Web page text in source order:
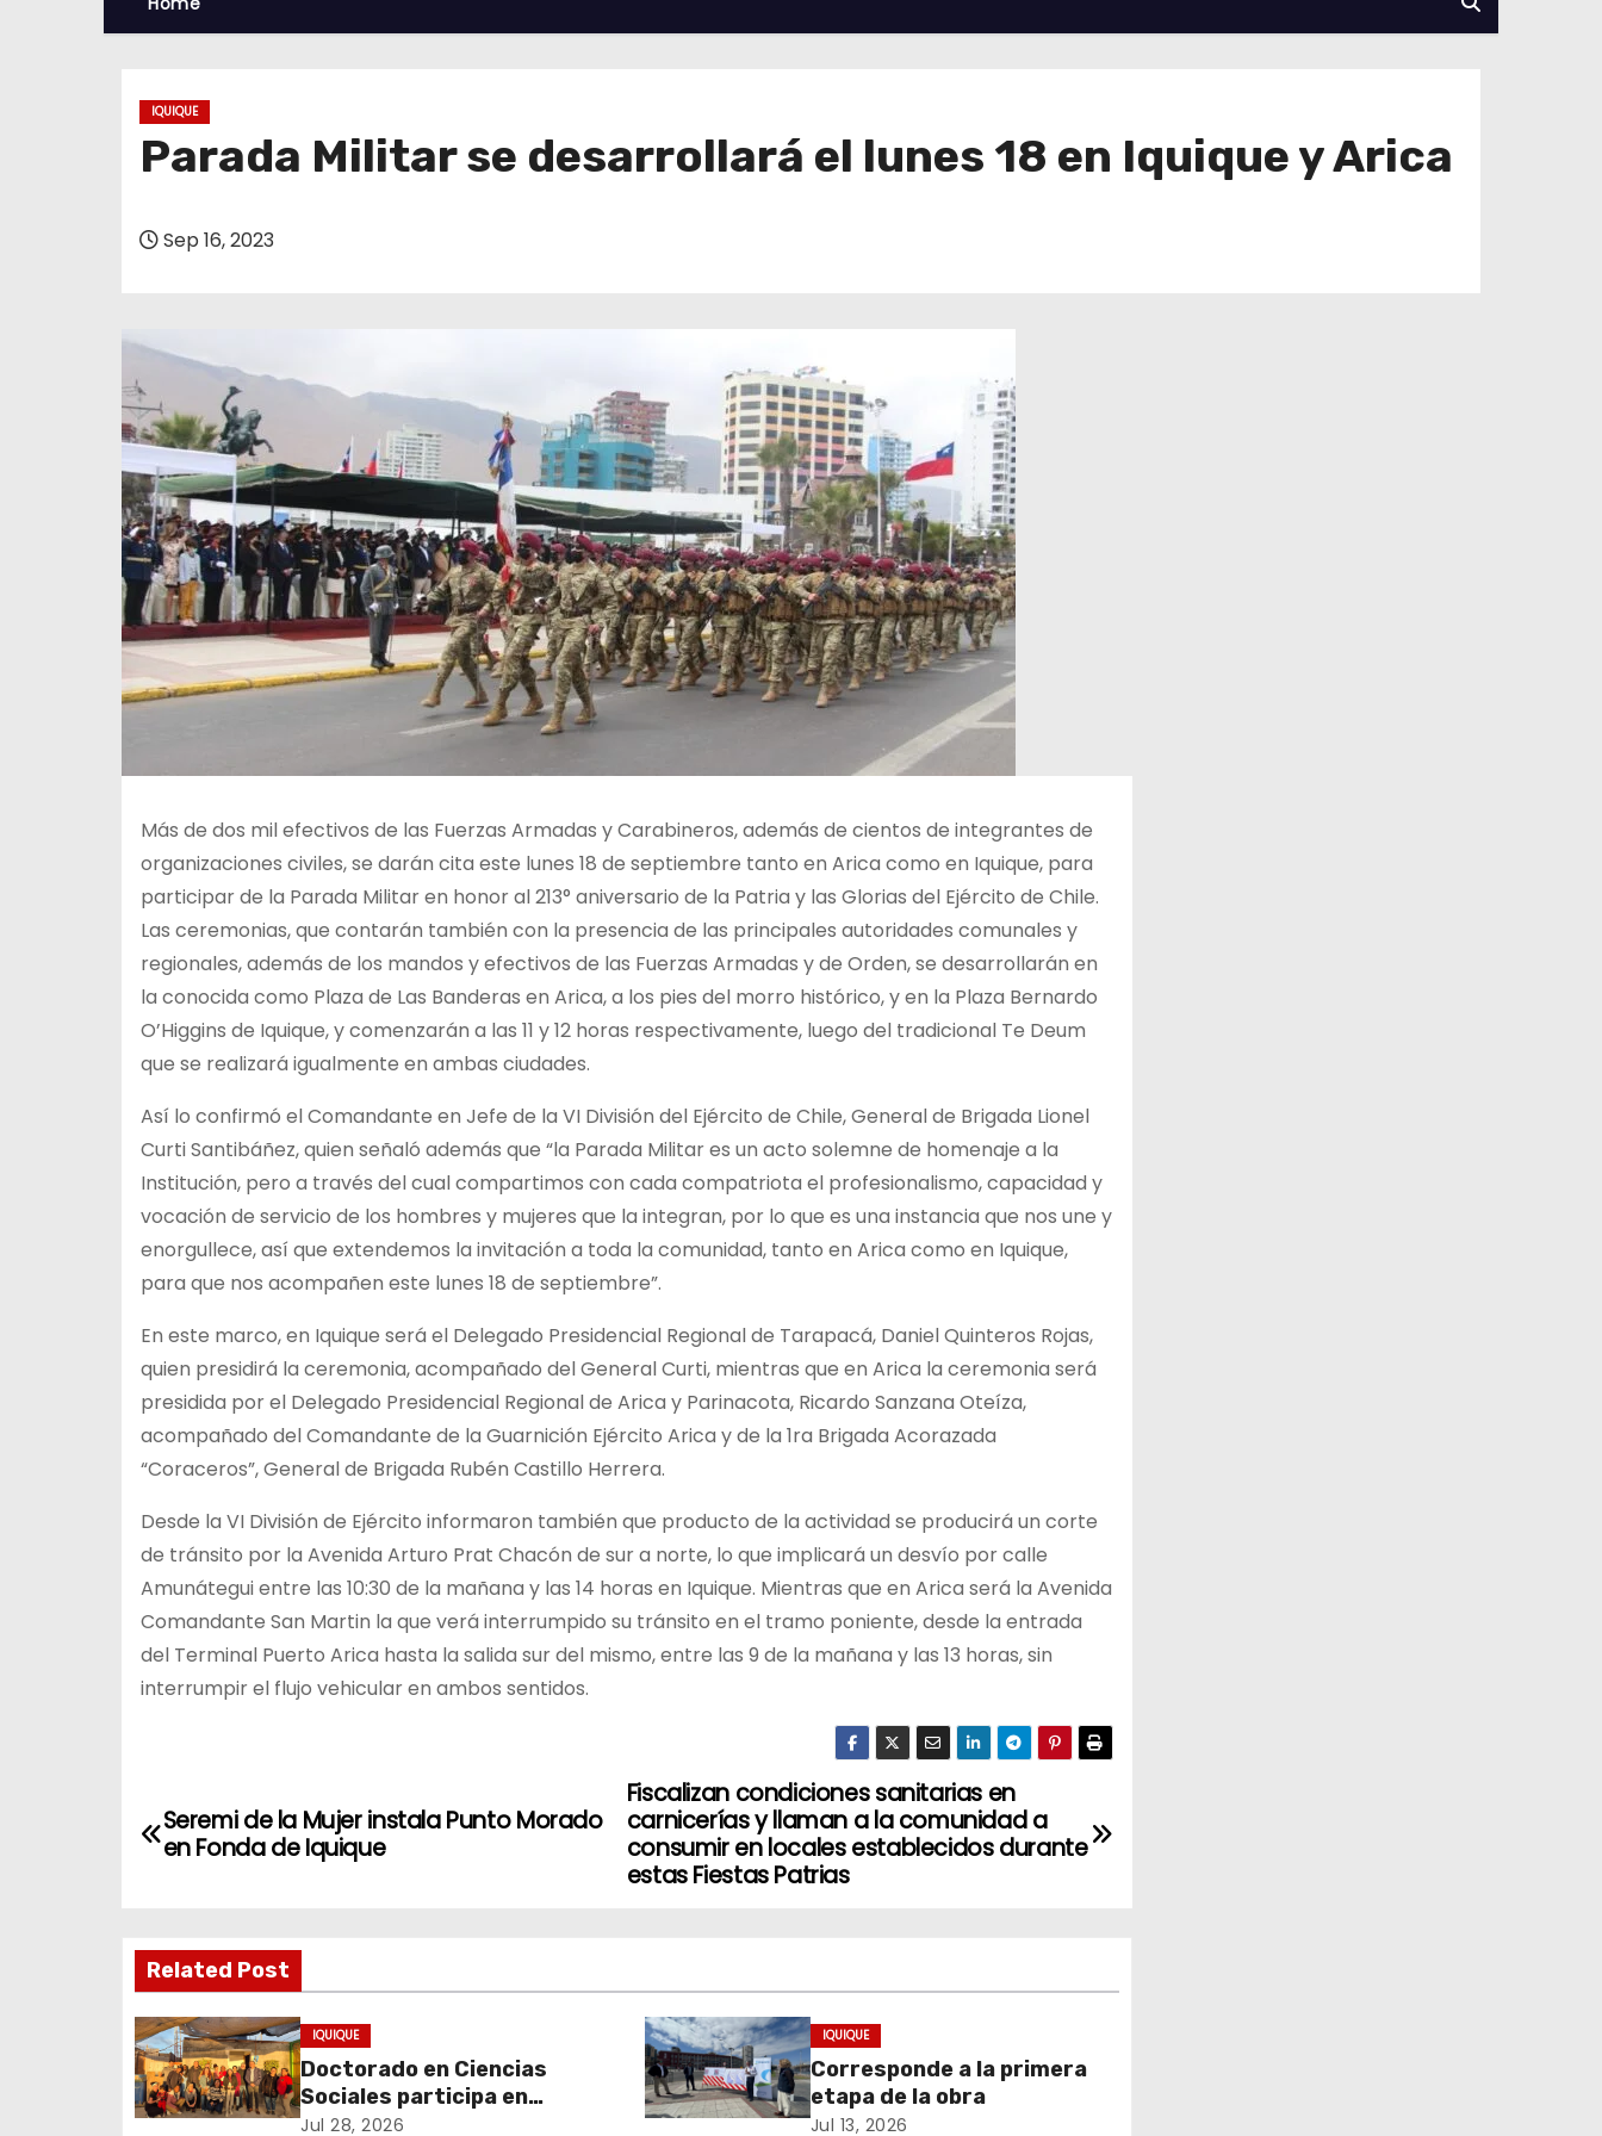
IQUIQUE
Parada Militar se desarrollará el lunes 18 en Iquique y Arica
Sep 16, 2023
Más de dos mil efectivos de las Fuerzas Armadas y Carabineros, además de cientos de integrantes de
organizaciones civiles, se darán cita este lunes 18 de septiembre tanto en Arica como en Iquique, para
participar de la Parada Militar en honor al 213° aniversario de la Patria y las Glorias del Ejército de Chile.
Las ceremonias, que contarán también con la presencia de las principales autoridades comunales y
regionales, además de los mandos y efectivos de las Fuerzas Armadas y de Orden, se desarrollarán en
la conocida como Plaza de Las Banderas en Arica, a los pies del morro histórico, y en la Plaza Bernardo
O’Higgins de Iquique, y comenzarán a las 11 y 12 horas respectivamente, luego del tradicional Te Deum
que se realizará igualmente en ambas ciudades.
Así lo confirmó el Comandante en Jefe de la VI División del Ejército de Chile, General de Brigada Lionel
Curti Santibáñez, quien señaló además que “la Parada Militar es un acto solemne de homenaje a la
Institución, pero a través del cual compartimos con cada compatriota el profesionalismo, capacidad y
vocación de servicio de los hombres y mujeres que la integran, por lo que es una instancia que nos une y
enorgullece, así que extendemos la invitación a toda la comunidad, tanto en Arica como en Iquique,
para que nos acompañen este lunes 18 de septiembre”.
En este marco, en Iquique será el Delegado Presidencial Regional de Tarapacá, Daniel Quinteros Rojas,
quien presidirá la ceremonia, acompañado del General Curti, mientras que en Arica la ceremonia será
presidida por el Delegado Presidencial Regional de Arica y Parinacota, Ricardo Sanzana Oteíza,
acompañado del Comandante de la Guarnición Ejército Arica y de la 1ra Brigada Acorazada
“Coraceros”, General de Brigada Rubén Castillo Herrera.
Desde la VI División de Ejército informaron también que producto de la actividad se producirá un corte
de tránsito por la Avenida Arturo Prat Chacón de sur a norte, lo que implicará un desvío por calle
Amunátegui entre las 10:30 de la mañana y las 14 horas en Iquique. Mientras que en Arica será la Avenida
Comandante San Martin la que verá interrumpido su tránsito en el tramo poniente, desde la entrada
del Terminal Puerto Arica hasta la salida sur del mismo, entre las 9 de la mañana y las 13 horas, sin
interrumpir el flujo vehicular en ambos sentidos.
N
a
e
g
a
c
Fiscalizan condiciones sanitarias en
carnicerías y llaman a la comunidad a
consumir en locales establecidos durante
estas Fiestas Patrias
Seremi de la Mujer instala Punto Morado
en Fonda de Iquique
Related Post
IQUIQUE
Doctorado en Ciencias
Sociales participa en
experiencia comunitaria
Jul 28, 2026
IQUIQUE
Corresponde a la primera
etapa de la obra
Jul 13, 2026